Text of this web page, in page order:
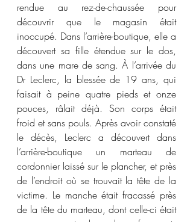
rendue au rez-de-chaussée pour
découvrir que le magasin était
inoccupé. Dans l’arrière-boutique, elle a
découvert sa fille étendue sur le dos,
dans une mare de sang. À l’arrivée du
Dr Leclerc, la blessée de 19 ans, qui
faisait à peine quatre pieds et onze
pouces, râlait déjà. Son corps était
froid et sans pouls. Après avoir constaté
le décès, Leclerc a découvert dans
l’arrière-boutique un marteau de
cordonnier laissé sur le plancher, et près
de l’endroit où se trouvait la tête de la
victime. Le manche était fracassé près
de la tête du marteau, dont celle-ci était